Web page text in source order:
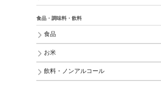
食品・調味料・飲料
食品
お米
飲料・ノンアルコール